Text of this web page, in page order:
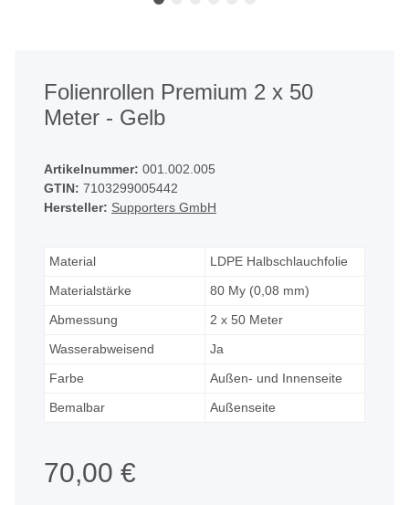
Folienrollen Premium 2 x 50
Meter - Gelb
Artikelnummer: 001.002.005
GTIN: 7103299005442
Hersteller: Supporters GmbH
Material
LDPE Halbschlauchfolie
Materialstärke
80 My (0,08 mm)
Abmessung
2 x 50 Meter
Wasserabweisend
Ja
Farbe
Außen- und Innenseite
Bemalbar
Außenseite
70,00 €